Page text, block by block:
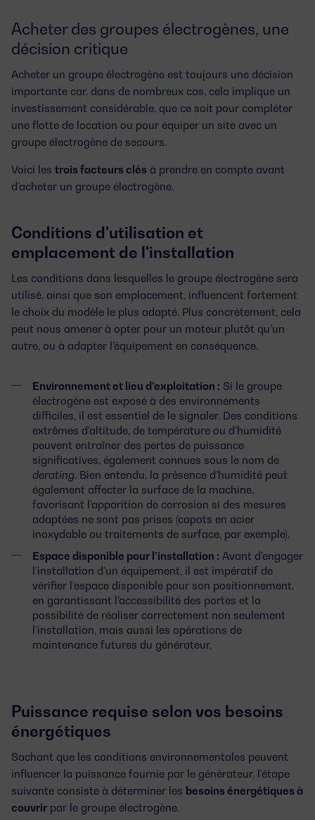
Acheter des groupes électrogènes, une
décision critique
Acheter un groupe électrogène est toujours une décision
importante car, dans de nombreux cas, cela implique un
investissement considérable, que ce soit pour compléter
une flotte de location ou pour équiper un site avec un
groupe électrogène de secours.
Voici les trois facteurs clés à prendre en compte avant
d’acheter un groupe électrogène.
Conditions d'utilisation et
emplacement de l'installation
Les conditions dans lesquelles le groupe électrogène sera
utilisé, ainsi que son emplacement, influencent fortement
le choix du modèle le plus adapté. Plus concrètement, cela
peut nous amener à opter pour un moteur plutôt qu’un
autre, ou à adapter l’équipement en conséquence.
Environnement et lieu d’exploitation : Si le groupe
électrogène est exposé à des environnements
difficiles, il est essentiel de le signaler. Des conditions
extrêmes d’altitude, de température ou d’humidité
peuvent entraîner des pertes de puissance
significatives, également connues sous le nom de
derating . Bien entendu, la présence d’humidité peut
également affecter la surface de la machine,
favorisant l’apparition de corrosion si des mesures
adaptées ne sont pas prises (capots en acier
inoxydable ou traitements de surface, par exemple).
Espace disponible pour l’installation : Avant d’engager
l’installation d’un équipement, il est impératif de
vérifier l’espace disponible pour son positionnement,
en garantissant l’accessibilité des portes et la
possibilité de réaliser correctement non seulement
l’installation, mais aussi les opérations de
maintenance futures du générateur.
Puissance requise selon vos besoins
énergétiques
Sachant que les conditions environnementales peuvent
influencer la puissance fournie par le générateur, l’étape
suivante consiste à déterminer les besoins énergétiques à
couvrir par le groupe électrogène.